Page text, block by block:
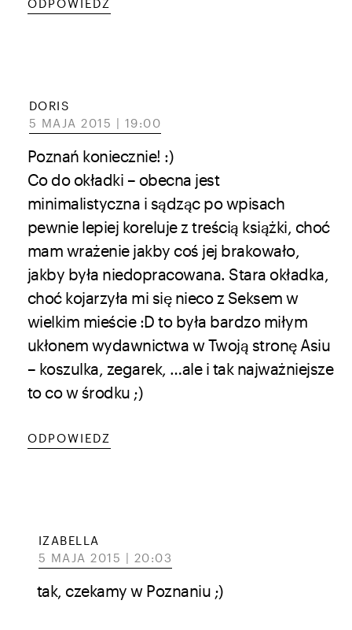
ODPOWIEDZ
DORIS
5 MAJA 2015 | 19:00
Poznań koniecznie! :)
Co do okładki – obecna jest
minimalistyczna i sądząc po wpisach
pewnie lepiej koreluje z treścią książki, choć
mam wrażenie jakby coś jej brakowało,
jakby była niedopracowana. Stara okładka,
choć kojarzyła mi się nieco z Seksem w
wielkim mieście :D to była bardzo miłym
ukłonem wydawnictwa w Twoją stronę Asiu
– koszulka, zegarek, …ale i tak najważniejsze
to co w środku ;)
ODPOWIEDZ
IZABELLA
5 MAJA 2015 | 20:03
tak, czekamy w Poznaniu ;)